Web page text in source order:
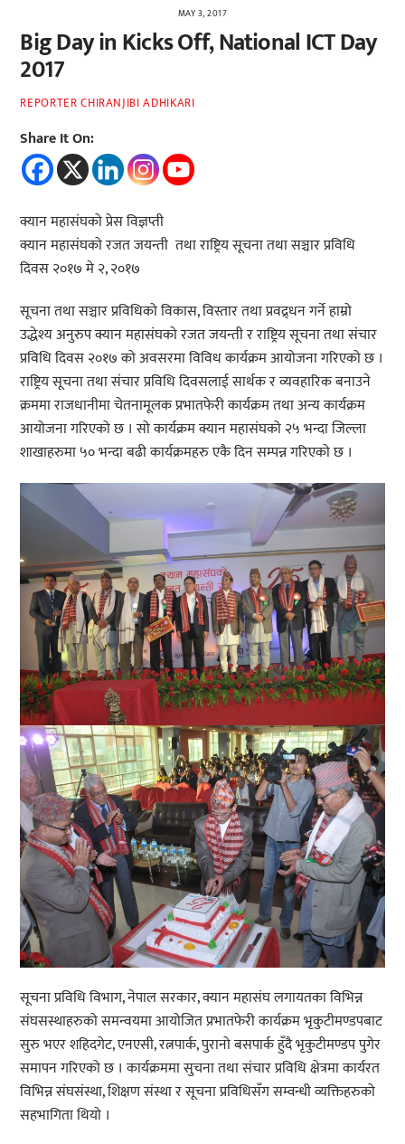
MAY 3, 2017
Big Day in Kicks Off, National ICT Day
2017
REPORTER CHIRANJIBI ADHIKARI
Share It On:
क्यान महासंघको प्रेस विज्ञप्ती
क्यान महासंघको रजत जयन्ती तथा राष्ट्रिय सूचना तथा सञ्चार प्रविधि
दिवस २०१७ मे २, २०१७
सूचना तथा सञ्चार प्रविधिको विकास, विस्तार तथा प्रवद्र्धन गर्ने हाम्रो
उद्धेश्य अनुरुप क्यान महासंघको रजत जयन्ती र राष्ट्रिय सूचना तथा संचार
प्रविधि दिवस २०१७ को अवसरमा विविध कार्यक्रम आयोजना गरिएको छ ।
राष्ट्रिय सूचना तथा संचार प्रविधि दिवसलाई सार्थक र व्यवहारिक बनाउने
क्रममा राजधानीमा चेतनामूलक प्रभातफेरी कार्यक्रम तथा अन्य कार्यक्रम
आयोजना गरिएको छ । सो कार्यक्रम क्यान महासंघको २५ भन्दा जिल्ला
शाखाहरुमा ५० भन्दा बढी कार्यक्रमहरु एकै दिन सम्पन्न गरिएको छ ।
सूचना प्रविधि विभाग, नेपाल सरकार, क्यान महासंघ लगायतका विभिन्न
संघसस्थाहरुको समन्वयमा आयोजित प्रभातफेरी कार्यक्रम भृकुटीमण्डपबाट
सुरु भएर शहिदगेट, एनएसी, रत्नपार्क, पुरानो बसपार्क हुँदै भृकुटीमण्डप पुगेर
समापन गरिएको छ । कार्यक्रममा सुचना तथा संचार प्रविधि क्षेत्रमा कार्यरत
विभिन्न संघसंस्था, शिक्षण संस्था र सूचना प्रविधिसँग सम्वन्धी व्यक्तिहरुको
सहभागिता थियो ।